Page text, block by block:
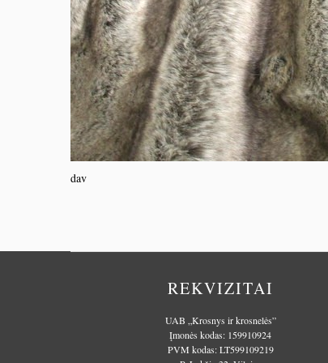
dav
REKVIZITAI
UAB „Krosnys ir krosnelės”
Įmonės kodas: 159910924
PVM kodas: LT599109219